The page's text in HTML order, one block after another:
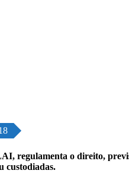
regulamenta o direito,
custodiadas.